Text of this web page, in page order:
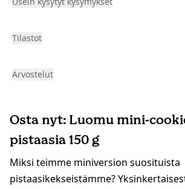
Tilastot
Arvostelut
Osta nyt: Luomu mini-
pistaasia 150 g
Miksi teimme miniversion suosituista
pistaasikekseistämme?